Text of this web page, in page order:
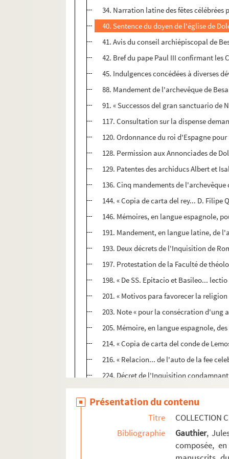
34. Narration latine des fêtes
40. Sentence du doyen de l'église de
41. Avis du conseil archiépiscopal de
42. Bref du pape Paul III confirmant
45. Indulgences concédées à diverses
88. Mandement de l'archevêque de
91. « Successos del gran sanctuario de
117. Consultation sur la dispense
120. Ordonnance du roi d'Espagne
128. Permission aux Annonciades de
129. Patentes des archiducs Albert et
136. Cinq mandements de
144. « Copia de carta del rey... D.
146. Mémoires, en langue espagnole,
191. Mandement, en langue latine, de
193. Deux décrets de l'Inquisition de
197. Protestation de la Faculté de
198. « De SS. Epitacio et Basileo...
201. « Motivos para favorecer la
203. Note « pour la consécration d'ung
205. Mémoire, en langue espagnole,
214. « Copia de carta del conde de
216. « Relacion... de l'auto de la fee
224. Décret de l'Inquisition
273. Bref du pape Alexandre VII
278. « Carta pastoral del obispo de
280. « Censura... Facultatis
282. Décret de la Congrégation de
283. Bref du pape Innocent X contre
Présentation du contenu
Titre
COLLECTION
Bibliographie
Gauthier,
composée,